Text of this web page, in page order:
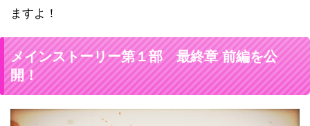
ますよ！
メインストーリー第１部 最終章 前編を公
開！